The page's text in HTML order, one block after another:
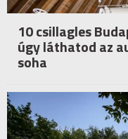
10 csillagles
úgy láthatod az
soha